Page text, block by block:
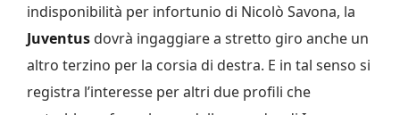
indisponibilità per infortunio di Nicolò Savona, la
Juventus dovrà ingaggiare a stretto giro anche un
altro terzino per la corsia di destra. E in tal senso si
registra l’interesse per altri due profili che